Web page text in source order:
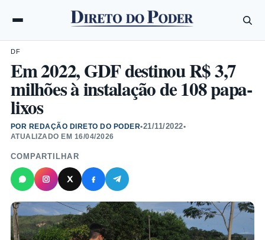
DF
Em 2022, GDF destinou R$ 3,7
milhões à instalação de 108 papa-
lixos
POR REDAÇÃO DIRETO DO PODER•21/11/2022•
ATUALIZADO EM 16/04/2026
COMPARTILHAR